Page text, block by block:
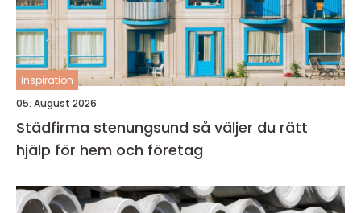
inspiration
05. August 2026
Städfirma stenungsund så väljer du rätt
hjälp för hem och företag